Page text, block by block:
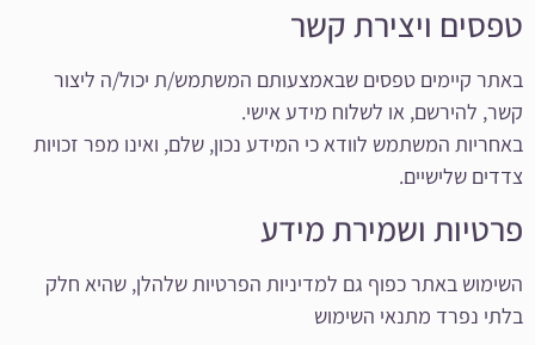
טפסים ויצירת קשר
באתר קיימים טפסים שבאמצעותם המשתמש/ת יכול/ה ליצור
קשר, להירשם, או לשלוח מידע אישי.
באחריות המשתמש לוודא כי המידע נכון, שלם, ואינו מפר זכויות
צדדים שלישיים.
פרטיות ושמירת מידע
השימוש באתר כפוף גם למדיניות הפרטיות שלהלן, שהיא חלק
בלתי נפרד מתנאי השימוש